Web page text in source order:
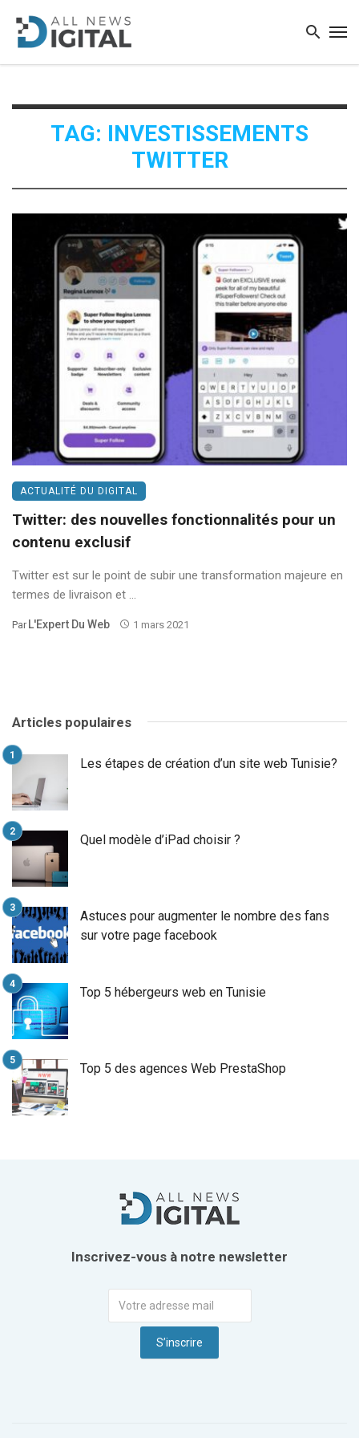
TAG: INVESTISSEMENTS
TWITTER
ACTUALITÉ DU DIGITAL
Twitter: des nouvelles fonctionnalités pour un
contenu exclusif
Twitter est sur le point de subir une transformation majeure en
termes de livraison et ...
Par L'Expert Du Web 1 mars 2021
Articles populaires
Les étapes de création d’un site web Tunisie?
Quel modèle d’iPad choisir ?
Astuces pour augmenter le nombre des fans
sur votre page facebook
Top 5 hébergeurs web en Tunisie
Top 5 des agences Web PrestaShop
Inscrivez-vous à notre newsletter